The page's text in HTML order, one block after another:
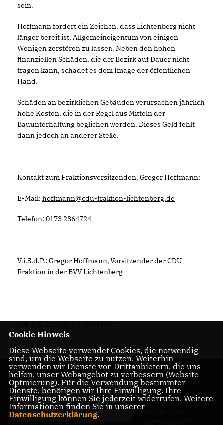
sein.
Hoffmann fordert ein Zeichen, dass Lichtenberg nicht
länger bereit ist, Allgemeineigentum von einigen
Wenigen zerstören zu lassen. Neben den hohen
finanziellen Schäden, die der Bezirk auf Dauer nicht
tragen kann, schadet es dem Image der öffentlichen
Hand.
Schäden an bezirklichen Gebäuden verursachen jährlich
hohe Kosten, die in der Regel aus Mitteln der
Bauunterhaltung beglichen werden. Dieses Geld fehlt
dann jedoch an anderer Stelle.
Kontakt zum Fraktionsvorsitzenden, Gregor Hoffmann:
E-Mail: hoffmann@cdu-fraktion-lichtenberg.de
Telefon: 0173 2364724
V.i.S.d.P.: Gregor Hoffmann, Vorsitzender der CDU-
Fraktion in der BVV Lichtenberg
14.12.2018, 11:56 Uhr
Cookie Hinweis
Diese Webseite verwendet Cookies, die notwendig
sind, um die Webseite zu nutzen. Weiterhin
verwenden wir Dienste von Drittanbietern, die uns
helfen, unser Webangebot zu verbessern (Website-
Optmierung). Für die Verwendung bestimmter
Dienste, benötigen wir Ihre Einwilligung. Ihre
Einwilligung können Sie jederzeit widerrufen. Weitere
Informationen finden Sie in unserer
Datenschutzerklärung.